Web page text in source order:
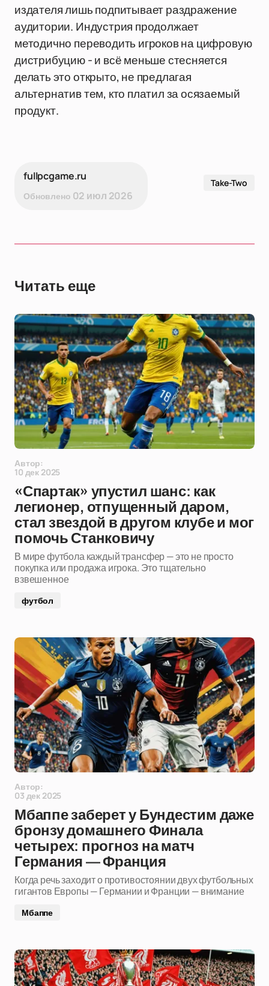
издателя лишь подпитывает раздражение
аудитории. Индустрия продолжает
методично переводить игроков на цифровую
дистрибуцию - и всё меньше стесняется
делать это открыто, не предлагая
альтернатив тем, кто платил за осязаемый
продукт.
fullpcgame.ru
Обновлено 02 июл 2026
Take-Two
Читать еще
Автор:
10 дек 2025
«Спартак» упустил шанс: как
легионер, отпущенный даром,
стал звездой в другом клубе и мог
помочь Станковичу
В мире футбола каждый трансфер — это не просто
покупка или продажа игрока. Это тщательно
взвешенное
футбол
Автор:
03 дек 2025
Мбаппе заберет у Бундестим даже
бронзу домашнего Финала
четырех: прогноз на матч
Германия — Франция
Когда речь заходит о противостоянии двух футбольных
гигантов Европы — Германии и Франции — внимание
Мбаппе